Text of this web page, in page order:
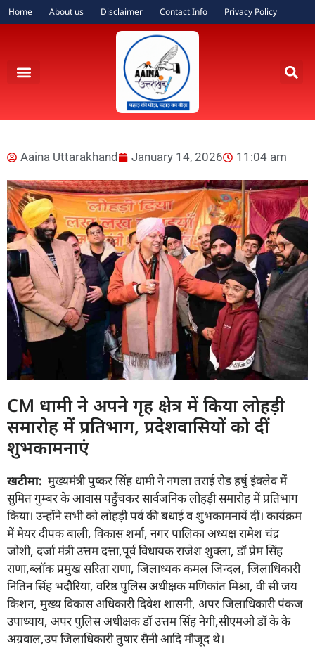
Home About us Disclaimer Contact Info Privacy Policy
Aaina Uttarakhand January 14, 2026 11:04 am
CM धामी ने अपने गृह क्षेत्र में किया लोहड़ी
समारोह में प्रतिभाग, प्रदेशवासियों को दीं
शुभकामनाएं
खटीमा: मुख्यमंत्री पुष्कर सिंह धामी ने नगला तराई रोड हर्षु इंक्लेव में
सुमित गुम्बर के आवास पहुँचकर सार्वजनिक लोहड़ी समारोह में प्रतिभाग
किया। उन्होंने सभी को लोहड़ी पर्व की बधाई व शुभकामनायें दीं। कार्यक्रम
में मेयर दीपक बाली, विकास शर्मा, नगर पालिका अध्यक्ष रामेश चंद्र
जोशी, दर्जा मंत्री उत्तम दत्ता,पूर्व विधायक राजेश शुक्ला, डॉ प्रेम सिंह
राणा,ब्लॉक प्रमुख सरिता राणा, जिलाध्यक कमल जिन्दल, जिलाधिकारी
नितिन सिंह भदौरिया, वरिष्ठ पुलिस अधीक्षक मणिकांत मिश्रा, वी सी जय
किशन, मुख्य विकास अधिकारी दिवेश शासनी, अपर जिलाधिकारी पंकज
उपाध्याय, अपर पुलिस अधीक्षक डॉ उत्तम सिंह नेगी,सीएमओ डॉ के के
अग्रवाल,उप जिलाधिकारी तुषार सैनी आदि मौजूद थे।